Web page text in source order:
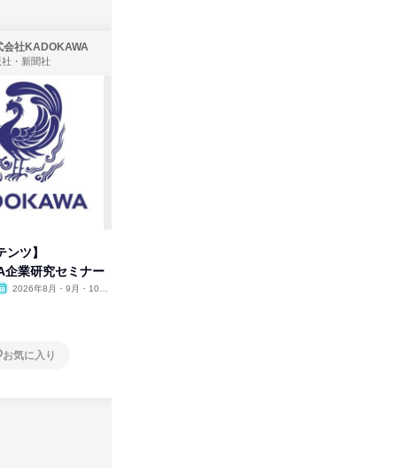
会社KADOKAWA
・新聞社
ンツ】
企業研究セミナー
2026年8月・9月・10
お気に入り